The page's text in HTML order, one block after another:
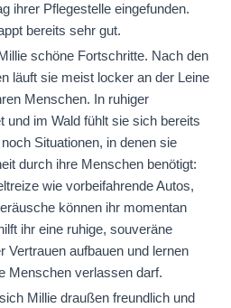
ihrer Pflegestelle eingefunden.
bereits sehr gut.
schöne Fortschritte. Nach den
läuft sie meist locker an der Leine
Menschen. In ruhiger
und im Wald fühlt sie sich bereits
Situationen, in denen sie
durch ihre Menschen benötigt:
wie vorbeifahrende Autos,
können ihr momentan
ihr eine ruhige, souveräne
Vertrauen aufbauen und lernen
Menschen verlassen darf.
Millie draußen freundlich und